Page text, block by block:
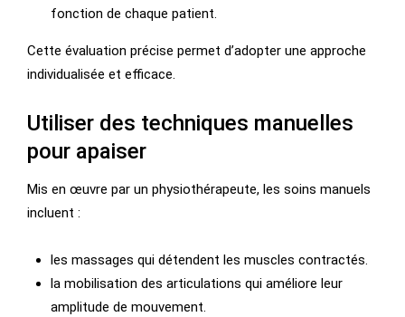
fonction de chaque patient.
Cette évaluation précise permet d’adopter une approche
individualisée et efficace.
Utiliser des techniques manuelles
pour apaiser
Mis en œuvre par un physiothérapeute, les soins manuels
incluent :
les massages qui détendent les muscles contractés.
la mobilisation des articulations qui améliore leur
amplitude de mouvement.